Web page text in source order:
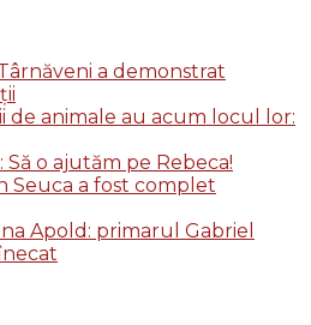
a demonstrat
de animale au acum locul lor:
Să o ajutăm pe Rebeca!
Seuca a fost complet
Apold: primarul Gabriel